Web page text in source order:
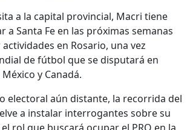
a la capital provincial, Macri tiene
a Santa Fe en las próximas semanas
en Rosario, una vez
de fútbol que se disputará en
y Canadá.
electoral aún distante, la recorrida del
a instalar interrogantes sobre su